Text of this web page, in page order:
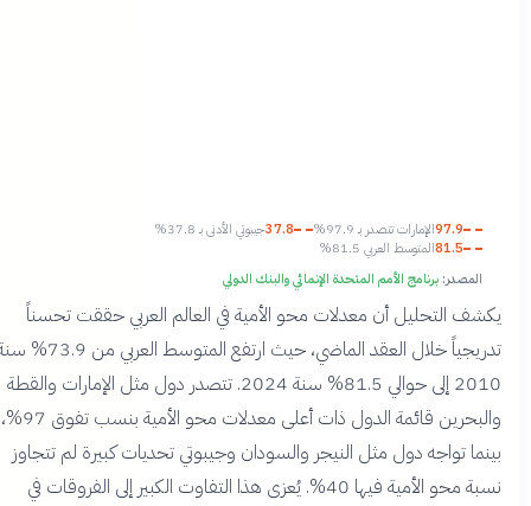
97.9الإمارات تتصدر بـ 97.9% 37.8جيبوتي الأدنى بـ 37.8%
81.5المتوسط العربي 81.5%
المصدر:برنامج الأمم المتحدة الإنمائي والبنك الدولي
التحليل أن معدلات محو الأمية في العالم العربي حققت تحسناً
تدريجياً خلال العقد الماضي، حيث ارتفع المتوسط العربي من 73.9% سنة
2010 إلى حوالي 81.5% سنة 2024. تتصدر دول مثل الإمارات والقطة
والبحرين قائمة الدول ذات أعلى معدلات محو الأمية بنسب تفوق 97%،
تواجه دول مثل النيجر والسودان وجيبوتي تحديات كبيرة لم تتجاوز
نسبة محو الأمية فيها 40%. يُعزى هذا التفاوت الكبير إلى الفروقات في